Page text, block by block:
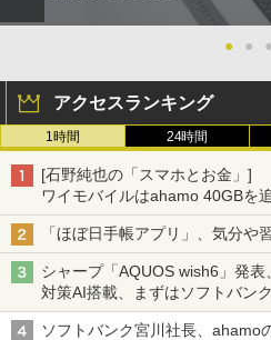
● ● ●
アクセスランキング
1時間 24時間
[石野純也の「スマホとお金」]
ワイモバイルはahamo 40GBを
割」の安さと1年限定の注意点
「ほぼ日手帳アプリ」、気分や
シャープ「AQUOS wish6」発
対策AI搭載、まずはソフトバン
ソフトバンク宮川社長、ahamo